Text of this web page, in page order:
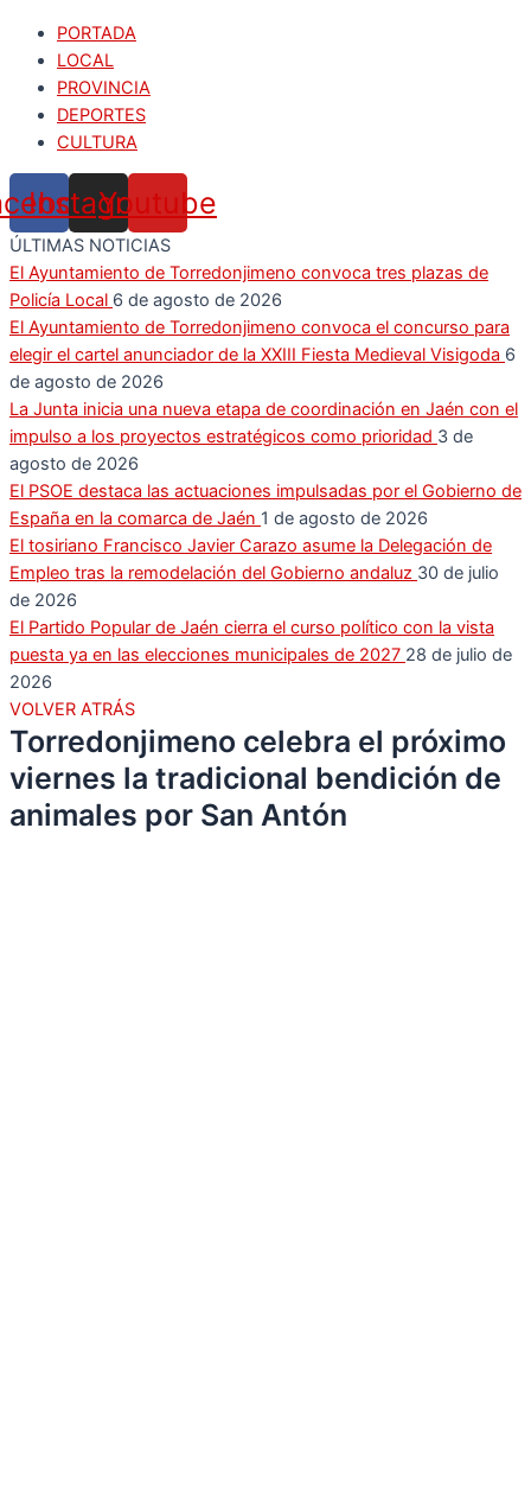
PORTADA
LOCAL
PROVINCIA
DEPORTES
CULTURA
Instagram
Youtube
ÚLTIMAS NOTICIAS
El Ayuntamiento de Torredonjimeno convoca tres plazas de
Policía Local 6 de agosto de 2026
El Ayuntamiento de Torredonjimeno convoca el concurso para
elegir el cartel anunciador de la XXIII Fiesta Medieval Visigoda 6
de agosto de 2026
La Junta inicia una nueva etapa de coordinación en Jaén con el
impulso a los proyectos estratégicos como prioridad 3 de
agosto de 2026
El PSOE destaca las actuaciones impulsadas por el Gobierno de
España en la comarca de Jaén 1 de agosto de 2026
El tosiriano Francisco Javier Carazo asume la Delegación de
Empleo tras la remodelación del Gobierno andaluz 30 de julio
de 2026
El Partido Popular de Jaén cierra el curso político con la vista
puesta ya en las elecciones municipales de 2027 28 de julio de
2026
VOLVER ATRÁS
Torredonjimeno celebra el próximo
viernes la tradicional bendición de
animales por San Antón